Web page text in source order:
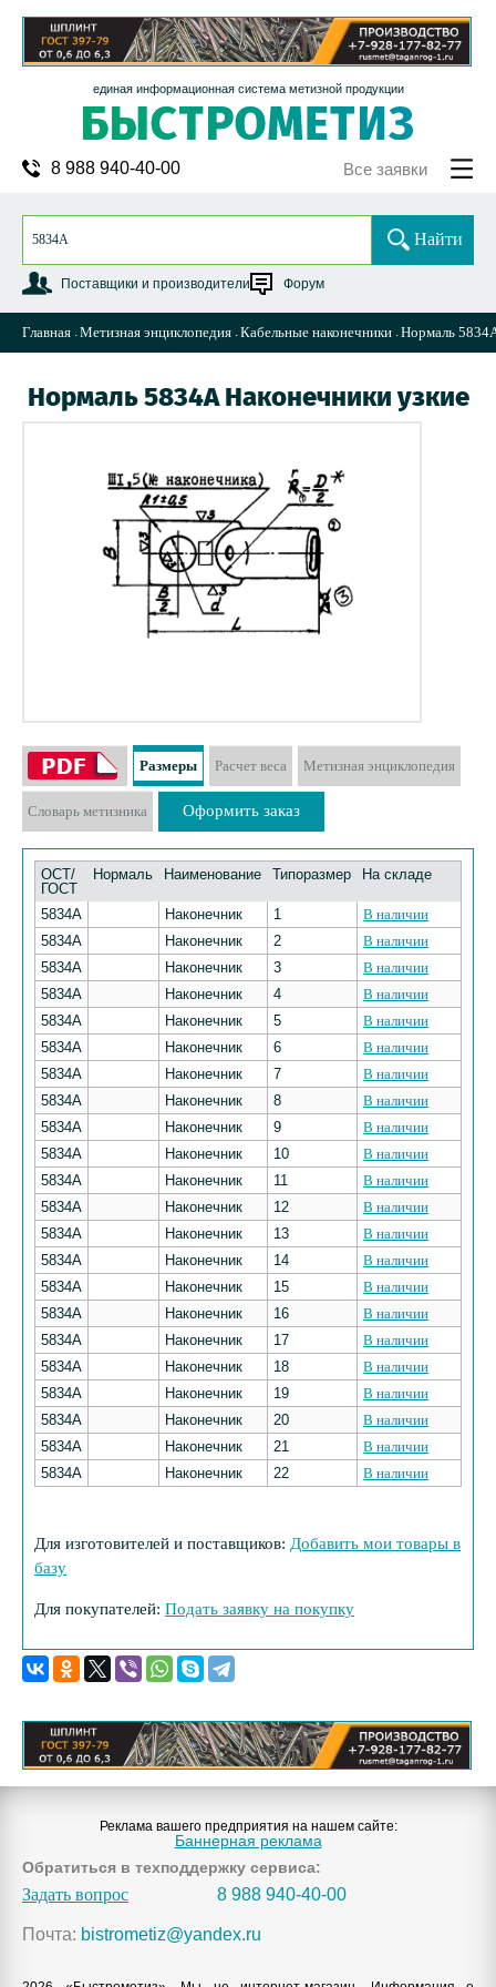
единая информационная система метизной продукции
8 988 940-40-00 Все заявки
Поставщики и производители Форум
Найти
Главная Метизная энциклопедия Кабельные наконечники Нормаль
Нормаль 5834А Наконечники узкие
Размеры Расчет веса Метизная энциклопедия
Словарь метизника Оформить заказ
ОСТ/
ГОСТ
Нормаль Наименование Типоразмер На складе
5834А Наконечник 1
В наличии
5834А
Наконечник 2
В наличии
5834А
Наконечник 3
В наличии
5834А
Наконечник 4
В наличии
5834А
Наконечник 5
В наличии
5834А
Наконечник 6
В наличии
5834А
Наконечник 7
В наличии
5834А
Наконечник 8
В наличии
5834А
Наконечник 9
В наличии
5834А
Наконечник 10
В наличии
5834А
Наконечник 11
В наличии
5834А
Наконечник 12
В наличии
5834А
Наконечник 13
В наличии
5834А
Наконечник 14
В наличии
5834А
Наконечник 15
В наличии
5834А
Наконечник 16
В наличии
5834А
Наконечник 17
В наличии
5834А
Наконечник 18
В наличии
5834А
Наконечник 19
В наличии
5834А
Наконечник 20
В наличии
5834А
Наконечник 21
В наличии
5834А
Наконечник 22 В наличии
Для изготовителей и поставщиков: Добавить мои товары в
базу
Для покупателей: Подать заявку на покупку
Реклама вашего предприятия на нашем сайте:
Баннерная реклама
Обратиться в техподдержку сервиса:
Задать вопрос 8 988 940-40-00
Почта: bistrometiz@yandex.ru